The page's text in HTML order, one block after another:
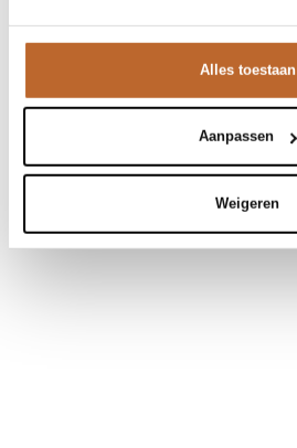
Alles toestaan
Aanpassen
Weigeren